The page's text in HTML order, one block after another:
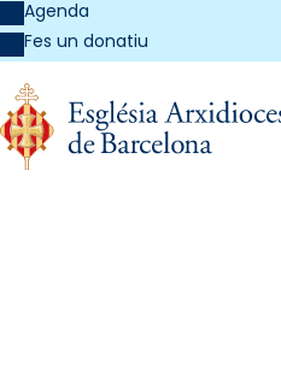
Agenda
Fes un donatiu